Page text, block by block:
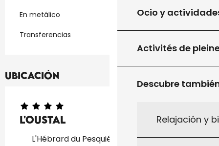
Ocio y
Activités de
Descubre
Relajación y
En metálico
Transferencias
Ubicación
L'Oustal
L'Hébrard du Pesquié, 46300 Saint-Projet